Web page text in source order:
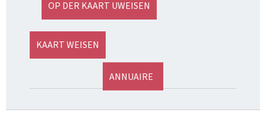
OP DER KAART UWEISEN
KAART WEISEN
ANNUAIRE